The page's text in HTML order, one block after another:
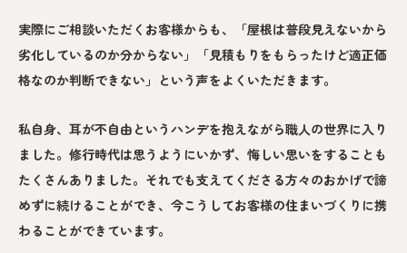
実際にご相談いただくお客様からも、「屋根は普段見えないから
劣化しているのか分からない」「見積もりをもらったけど適正価
格なのか判断できない」という声をよくいただきます。
私自身、耳が不自由というハンデを抱えながら職人の世界に入り
ました。修行時代は思うようにいかず、悔しい思いをすることも
たくさんありました。それでも支えてくださる方々のおかげで諦
めずに続けることができ、今こうしてお客様の住まいづくりに携
わることができています。